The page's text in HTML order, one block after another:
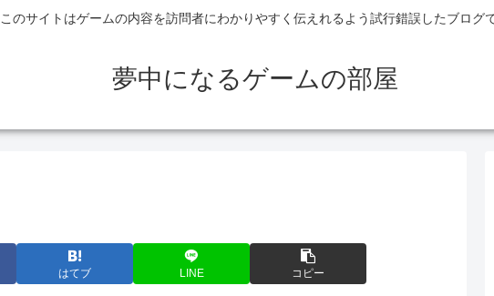
このサイトはゲームの内容を訪問者にわかりやすく伝えれるよう試行錯誤したブログ
夢中になるゲームの部屋
はてブ LINE コピー